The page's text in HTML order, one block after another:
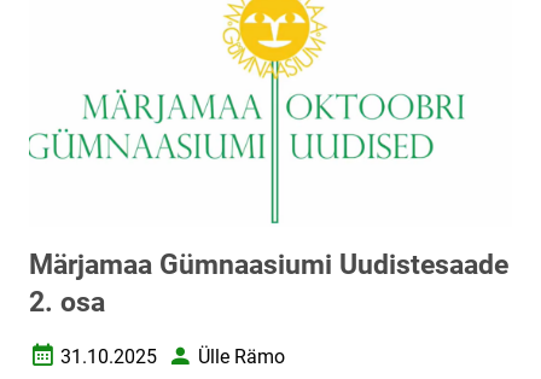
Märjamaa Gümnaasiumi Uudistesaade
2. osa
Loomise kuupäev
31.10.2025 AutorÜlle Rämo